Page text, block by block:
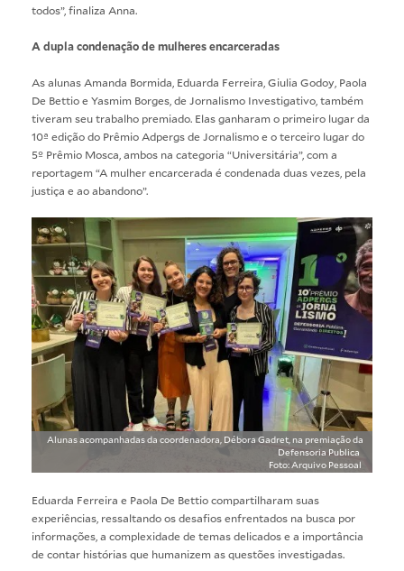
todos”, finaliza Anna.
A dupla condenação de mulheres encarceradas
As alunas Amanda Bormida, Eduarda Ferreira, Giulia Godoy, Paola
De Bettio e Yasmim Borges, de Jornalismo Investigativo, também
tiveram seu trabalho premiado. Elas ganharam o primeiro lugar da
10ª edição do Prêmio Adpergs de Jornalismoe o terceiro lugar do
5º Prêmio Mosca , ambos na categoria “Universitária”, com a
reportagem “A mulher encarcerada é condenada duas vezes, pela
justiça e ao abandono”.
Alunas acompanhadas da coordenadora, Débora Gadret, na premiação da
Defensoria Publica
Foto: Arquivo Pessoal
Eduarda Ferreira e Paola De Bettio compartilharam suas
experiências, ressaltando os desafios enfrentados na busca por
informações, a complexidade de temas delicados e a importância
de contar histórias que humanizem as questões investigadas.